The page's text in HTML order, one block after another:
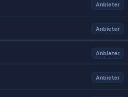
Anbieter
Anbieter
Anbieter
Anbieter